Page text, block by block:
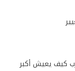
كيف يعيش أكبر